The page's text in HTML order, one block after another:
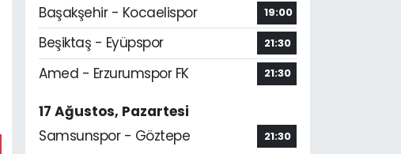
Başakşehir - Kocaelispor
19:00
Beşiktaş - Eyüpspor 21:30
Amed - Erzurumspor FK 21:30
17 Ağustos, Pazartesi
Samsunspor - Göztepe
21:30